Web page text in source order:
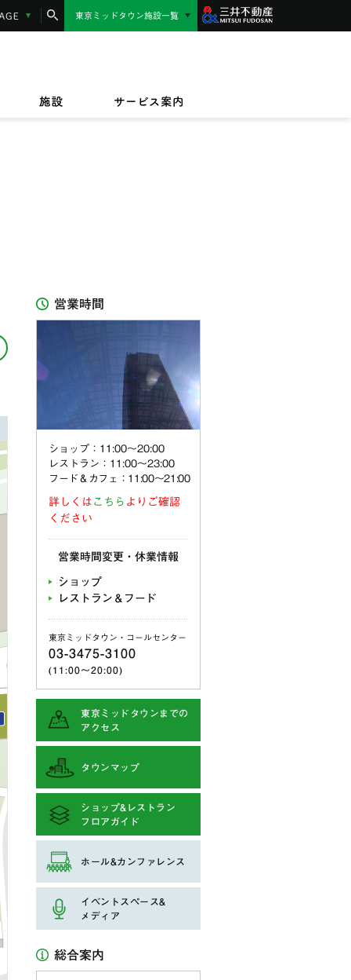
LANGUAGE東京ミッドタウン施設一覧
イン&アート施設 サービス案内
金)〜8/16(日)
（PARASOLS GARDEN）
入会キャンペーンビルボードライブ東京
ンシェルジュサービス
ット同伴のお客様へ
営業時間
ショップ：11:00〜20:00
レストラン：11:00〜23:00
フード＆カフェ：11:00～21:00
詳しくは こちら よりご確認
ください
営業時間変更・休業情報
ショップ
レストラン＆フード
東京ミッドタウン・コールセンター
03-3475-3100
(11:00〜20:00)
東京ミッドタウンまでの
アクセス
タウンマップ
ショップ&レストラン
フロアガイド
ホール&カンファレンス
イベントスペース&
メディア
総合案内